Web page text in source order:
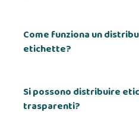
Come funziona un
etichette?
Si possono distribuire
trasparenti?